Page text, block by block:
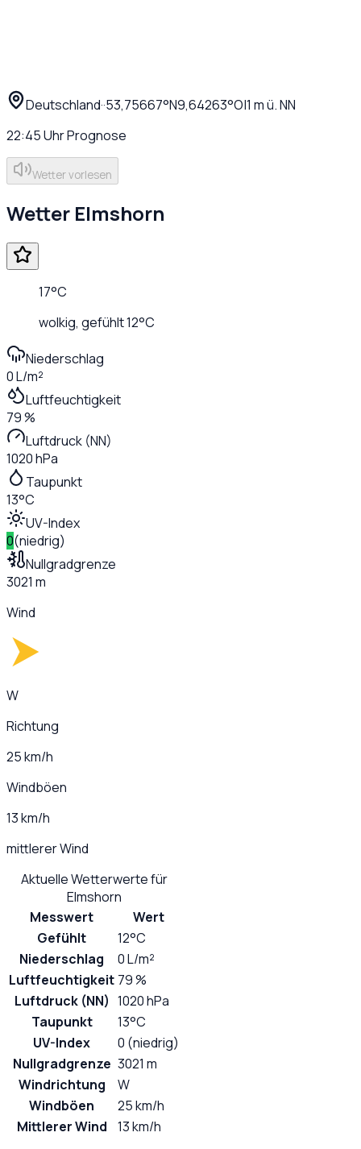
Deutschland··53,75667°N9,64263°O|1 m ü. NN
22:45UhrPrognose
Wetter vorlesen
Wetter Elmshorn
17°C
wolkig, gefühlt12°C
Niederschlag
0 L/m²
Luftfeuchtigkeit
79 %
Luftdruck (NN)
1020 hPa
Taupunkt
13°C
UV-Index
0(niedrig)
Nullgradgrenze
3021 m
Wind
W
Richtung
25 km/h
Windböen
13 km/h
mittlerer Wind
Aktuelle Wetterwerte für
Elmshorn
Messwert
Wert
Gefühlt
12°C
Niederschlag
0 L/m²
Luftfeuchtigkeit 79 %
Luftdruck (NN) 1020 hPa
Taupunkt
13°C
UV-Index
0 (niedrig)
Nullgradgrenze 3021 m
Windrichtung
W
Windböen
25 km/h
Mittlerer Wind
13 km/h